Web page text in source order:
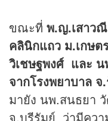
ขณะที่ พ.ญ.เสาว
คลินิกแถว ม.เกษ
วิเชษฐพงศ์ และ น
จากโรงพยาบาล จ
มายัง นพ.สนธยา
จ.บุรีรัมย์ ว่ามีควา